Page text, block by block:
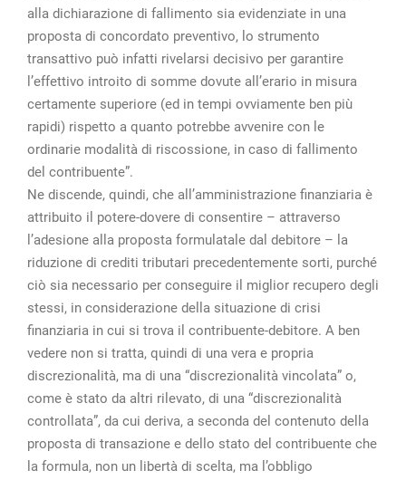
alla dichiarazione di fallimento sia evidenziate in una
proposta di concordato preventivo, lo strumento
transattivo può infatti rivelarsi decisivo per garantire
l’effettivo introito di somme dovute all’erario in misura
certamente superiore (ed in tempi ovviamente ben più
rapidi) rispetto a quanto potrebbe avvenire con le
ordinarie modalità di riscossione, in caso di fallimento
del contribuente”.
Ne discende, quindi, che all’amministrazione finanziaria è
attribuito il potere-dovere di consentire – attraverso
l’adesione alla proposta formulatale dal debitore – la
riduzione di crediti tributari precedentemente sorti, purché
ciò sia necessario per conseguire il miglior recupero degli
stessi, in considerazione della situazione di crisi
finanziaria in cui si trova il contribuente-debitore. A ben
vedere non si tratta, quindi di una vera e propria
discrezionalità, ma di una “discrezionalità vincolata” o,
come è stato da altri rilevato, di una “discrezionalità
controllata”, da cui deriva, a seconda del contenuto della
proposta di transazione e dello stato del contribuente che
la formula, non un libertà di scelta, ma l’obbligo